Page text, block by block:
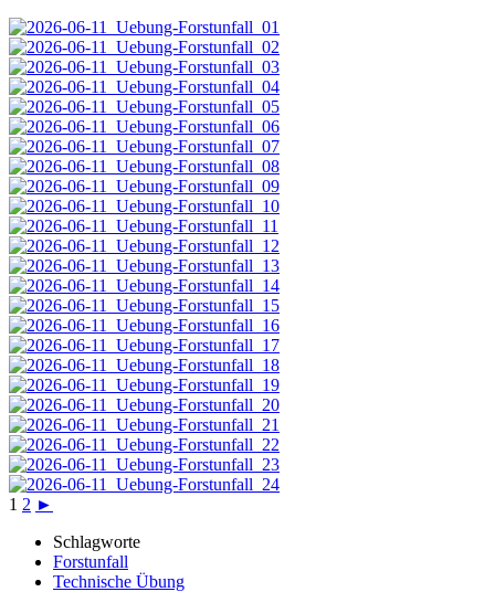
1 2 ►
Schlagworte
Forstunfall
Technische Übung